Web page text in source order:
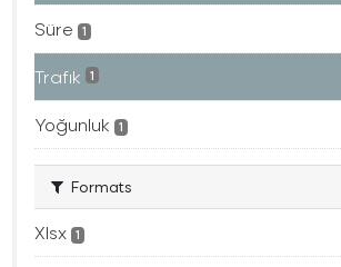
Süre 1
Trafık 1
Yoğunluk 1
Formats
Xlsx 1